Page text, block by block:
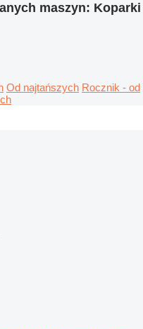
maszyn: Koparki
Od najtańszych Rocznik - od